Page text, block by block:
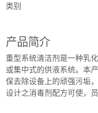
类别
产品简介
重型系统清洁剂是一种乳
或集中式的供液系统。本
保去除设备上的顽强污垢
设计之消毒剂配方可使，